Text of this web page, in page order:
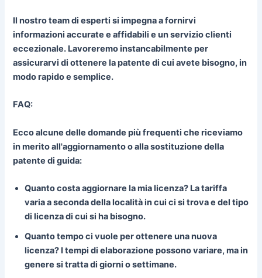
Il nostro team di esperti si impegna a fornirvi
informazioni accurate e affidabili e un servizio clienti
eccezionale. Lavoreremo instancabilmente per
assicurarvi di ottenere la patente di cui avete bisogno, in
modo rapido e semplice.
FAQ:
Ecco alcune delle domande più frequenti che riceviamo
in merito all'aggiornamento o alla sostituzione della
patente di guida:
Quanto costa aggiornare la mia licenza? La tariffa
varia a seconda della località in cui ci si trova e del tipo
di licenza di cui si ha bisogno.
Quanto tempo ci vuole per ottenere una nuova
licenza? I tempi di elaborazione possono variare, ma in
genere si tratta di giorni o settimane.